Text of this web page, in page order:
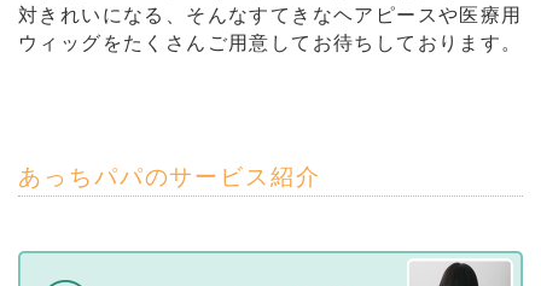
対きれいになる、そんなすてきなヘアピースや医療用
ウィッグをたくさんご用意してお待ちしております。
あっちパパのサービス紹介